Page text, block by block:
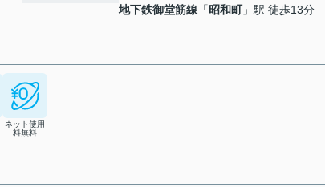
地下鉄御堂筋線 「昭和町」駅 徒歩13分
ネット使用
料無料